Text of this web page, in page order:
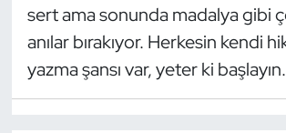
sert ama sonunda madalya gibi
anılar bırakıyor. Herkesin kendi
yazma şansı var, yeter ki başlayın.